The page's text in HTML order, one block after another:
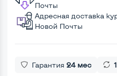
Почты
Адресная доставка
Новой Почты
Гарантия 24 мес